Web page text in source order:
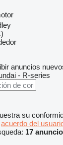
anuncios
- R-series
su
acuerdo del
17